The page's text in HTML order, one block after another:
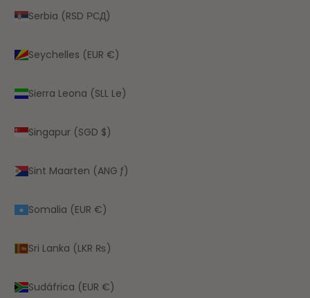
Serbia (RSD РСД)
Seychelles (EUR €)
Sierra Leona (SLL Le)
Singapur (SGD $)
Sint Maarten (ANG ƒ)
Somalia (EUR €)
Sri Lanka (LKR ₨)
Sudáfrica (EUR €)